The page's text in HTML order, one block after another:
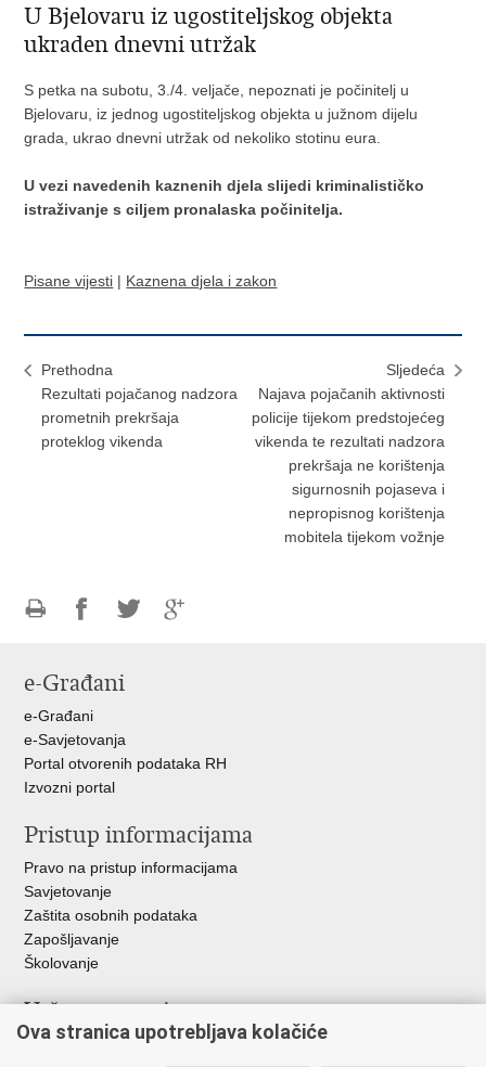
U Bjelovaru iz ugostiteljskog objekta
ukraden dnevni utržak
S petka na subotu, 3./4. veljače, nepoznati je počinitelj u
Bjelovaru, iz jednog ugostiteljskog objekta u južnom dijelu
grada, ukrao dnevni utržak od nekoliko stotinu eura.
U vezi navedenih kaznenih djela slijedi kriminalističko
istraživanje s ciljem pronalaska počinitelja.
Pisane vijesti | Kaznena djela i zakon
Prethodna
Rezultati pojačanog nadzora
prometnih prekršaja
proteklog vikenda
Sljedeća
Najava pojačanih aktivnosti
policije tijekom predstojećeg
vikenda te rezultati nadzora
prekršaja ne korištenja
sigurnosnih pojaseva i
nepropisnog korištenja
mobitela tijekom vožnje
FacebookuTwitteru
e-Građani
e-Građani
e-Savjetovanja
Portal otvorenih podataka RH
Izvozni portal
Pristup informacijama
Pravo na pristup informacijama
Savjetovanje
Zaštita osobnih podataka
Zapošljavanje
Školovanje
Važne poveznice
Ministarstvo unutarnjih poslova
Ova stranica upotrebljava kolačiće